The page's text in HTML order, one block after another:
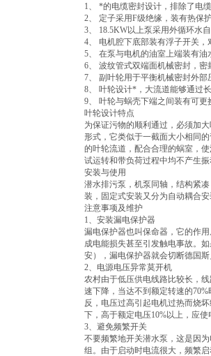
1、 *的电缆密封设计，排除了电
2、 定子采用F级绝缘，装有热保
3、 18.5KW以上泵采用外循环水
4、 电机腔下底部装有浮子开关
5、 在泵与电机的油室上端装有
6、 波纹管式双端面机械密封，
7、 副叶轮用于平衡机械密封外
8、 叶轮设计*，大流道能够通过
9、 叶轮与蜗壳下端之间装有可
叶轮设计特点
为保证污物的顺利通过，必须加
形式，它类似于一截面大小相同
的叶轮流道，配合合理的蜗室，
试运转和带负荷过程中均不产生
安装与使用
潜水排污泵，机泵同轴，结构紧
装，固定式安装又分为自动耦合
注意事项及维护
1、安装漏电保护器
漏电保护器也叫保命器，它的作
成电能损失甚至引发触电事故。
安），漏电保护器就会切断德国
2、电源电压异常莫开机
农村由于低压供电线路比较长，
速下降，当达不到额定转速的
反，电压过高引起电机过热而烧
下，高于额定电压10%以上，应
3、避免频繁开关
不要频繁地开关潜水泵，这是因
组。由于启动时电流很大，频繁